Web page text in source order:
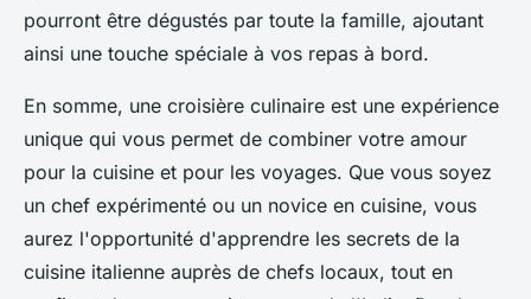
pourront être dégustés par toute la famille, ajoutant
ainsi une touche spéciale à vos repas à bord.
En somme, une croisière culinaire est une expérience
unique qui vous permet de combiner votre amour
pour la cuisine et pour les voyages. Que vous soyez
un chef expérimenté ou un novice en cuisine, vous
aurez l'opportunité d'apprendre les secrets de la
cuisine italienne auprès de chefs locaux, tout en